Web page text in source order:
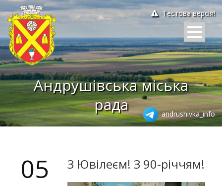
Тестова версія!
Андрушівська міська
рада
andrushivka_info
05 З Ювілеєм! З 90-річчям!